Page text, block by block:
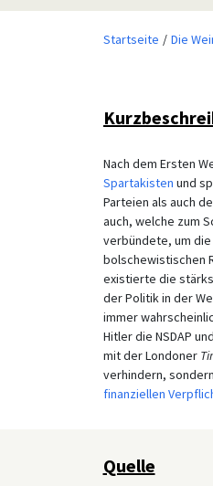
Startseite Die
Nach dem Ersten
Spartakisten und
Parteien als auch
auch, welche zum
verbündete, um
bolschewistischen
existierte die
der Politik in der
immer
Hitler die NSDAP
mit der Londoner
verhindern,
finanziellen
Quelle